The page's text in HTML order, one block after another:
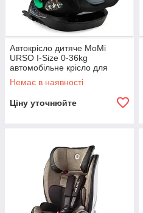
Автокрісло дитяче MoMi
URSO I-Size 0-36kg
автомобільне крісло для
дітей R_2370
Немає в наявності
Ціну уточнюйте